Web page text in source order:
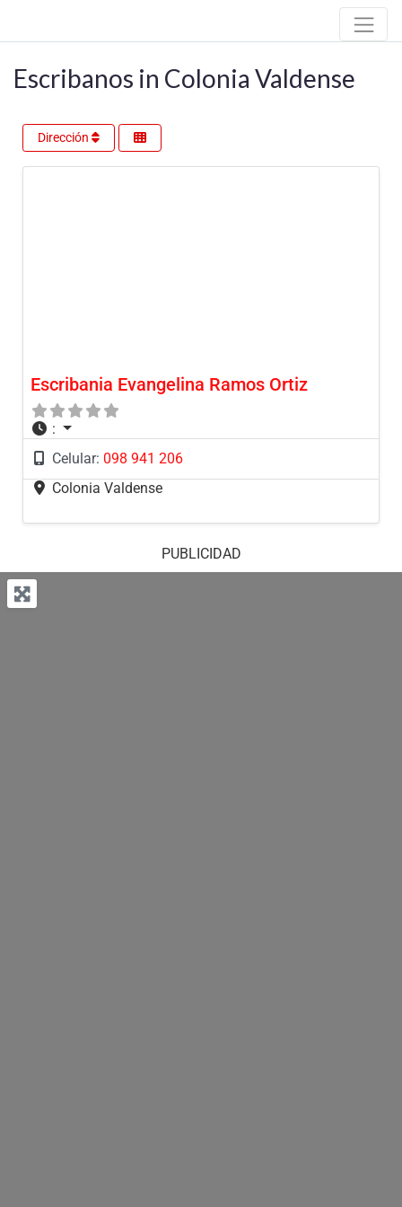
Escribanos in Colonia Valdense
Dirección
Escribania Evangelina Ramos Ortiz
:
Celular: 098 941 206
Colonia Valdense
PUBLICIDAD